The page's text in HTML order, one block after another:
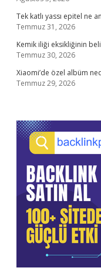
Tek katlı yassı epitel ne
Temmuz 31, 2026
Kemik iliği eksikliğinin
Temmuz 30, 2026
Xiaomi’de özel albüm
Temmuz 29, 2026